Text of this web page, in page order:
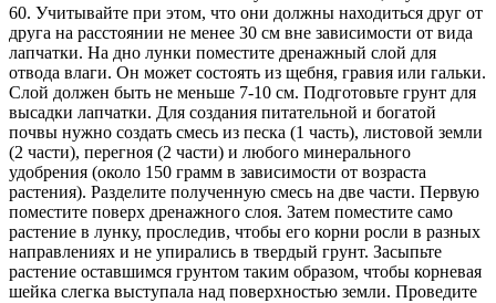
60. Учитывайте при этом, что они должны находиться друг от
друга на расстоянии не менее 30 см вне зависимости от вида
лапчатки. На дно лунки поместите дренажный слой для
отвода влаги. Он может состоять из щебня, гравия или гальки.
Слой должен быть не меньше 7-10 см. Подготовьте грунт для
высадки лапчатки. Для создания питательной и богатой
почвы нужно создать смесь из песка (1 часть), листовой земли
(2 части), перегноя (2 части) и любого минерального
удобрения (около 150 грамм в зависимости от возраста
растения). Разделите полученную смесь на две части. Первую
поместите поверх дренажного слоя. Затем поместите само
растение в лунку, проследив, чтобы его корни росли в разных
направлениях и не упирались в твердый грунт. Засыпьте
растение оставшимся грунтом таким образом, чтобы корневая
шейка слегка выступала над поверхностью земли. Проведите